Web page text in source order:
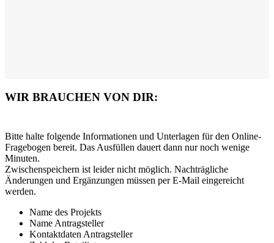
WIR BRAUCHEN VON DIR:
Bitte halte folgende Informationen und Unterlagen für den Online-
Fragebogen bereit. Das Ausfüllen dauert dann nur noch wenige
Minuten.
Zwischenspeichern ist leider nicht möglich. Nachträgliche
Änderungen und Ergänzungen müssen per E-Mail eingereicht
werden.
Name des Projekts
Name Antragsteller
Kontaktdaten Antragsteller